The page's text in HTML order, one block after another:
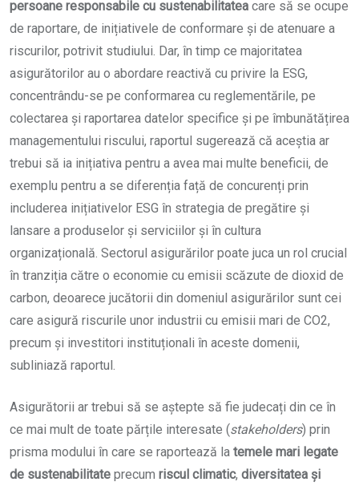
persoane responsabile cu sustenabilitatea care să se ocupe
de raportare, de inițiativele de conformare și de atenuare a
riscurilor, potrivit studiului. Dar, în timp ce majoritatea
asigurătorilor au o abordare reactivă cu privire la ESG,
concentrându-se pe conformarea cu reglementările, pe
colectarea și raportarea datelor specifice și pe îmbunătățirea
managementului riscului, raportul sugerează că aceștia ar
trebui să ia inițiativa pentru a avea mai multe beneficii, de
exemplu pentru a se diferenția față de concurenți prin
includerea inițiativelor ESG în strategia de pregătire și
lansare a produselor și serviciilor și în cultura
organizațională. Sectorul asigurărilor poate juca un rol crucial
în tranziția către o economie cu emisii scăzute de dioxid de
carbon, deoarece jucătorii din domeniul asigurărilor sunt cei
care asigură riscurile unor industrii cu emisii mari de CO2,
precum și investitori instituționali în aceste domenii,
subliniază raportul.
Asigurătorii ar trebui să se aștepte să fie judecați din ce în
ce mai mult de toate părțile interesate (stakeholders) prin
prisma modului în care se raportează la temele mari legate
de sustenabilitate precum riscul climatic, diversitatea și